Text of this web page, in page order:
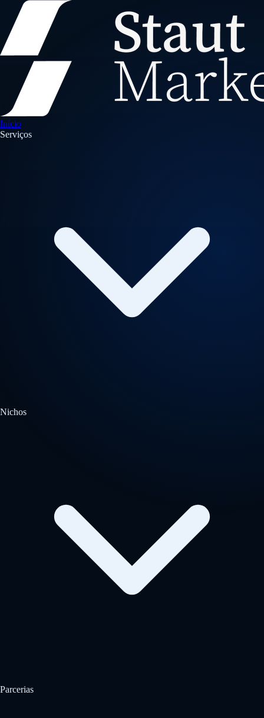
Início
Serviços
Nichos
Parcerias